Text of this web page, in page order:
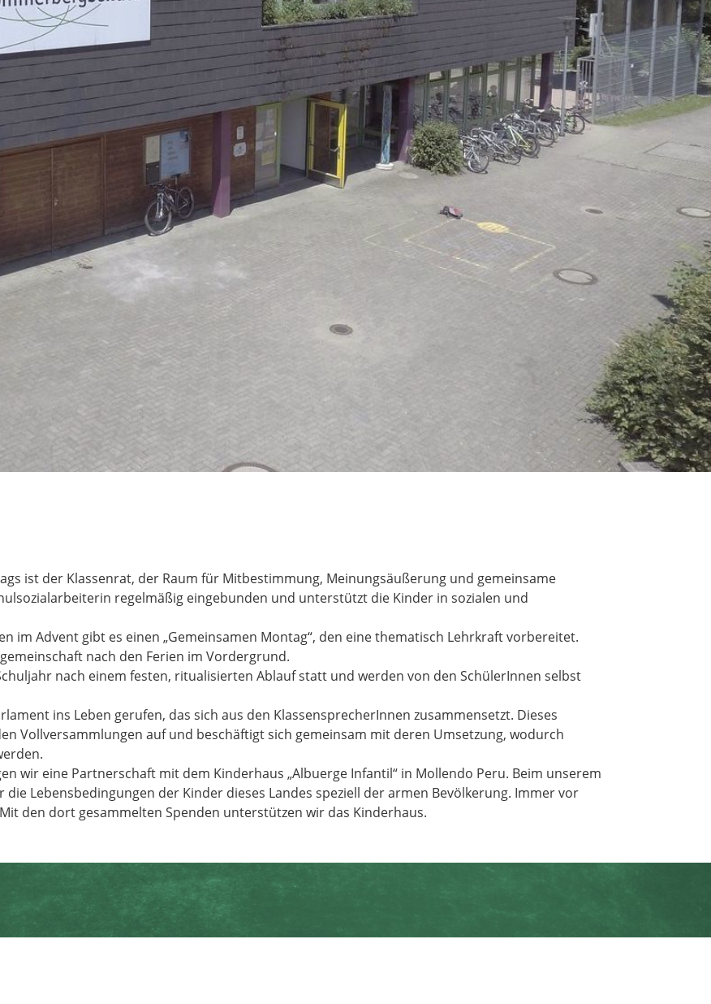
ist der Klassenrat, der Raum für Mitbestimmung, Meinungsäußerung und gemeinsame
regelmäßig eingebunden und unterstützt die Kinder in sozialen und
im Advent gibt es einen „Gemeinsamen Montag“, den eine thematisch Lehrkraft vorbereitet.
nach den Ferien im Vordergrund.
nach einem festen, ritualisierten Ablauf statt und werden von den SchülerInnen selbst
ins Leben gerufen, das sich aus den KlassensprecherInnen zusammensetzt. Dieses
Vollversammlungen auf und beschäftigt sich gemeinsam mit deren Umsetzung, wodurch
wir eine Partnerschaft mit dem Kinderhaus „Albuerge Infantil“ in Mollendo Peru. Beim unserem
Lebensbedingungen der Kinder dieses Landes speziell der armen Bevölkerung. Immer vor
den dort gesammelten Spenden unterstützen wir das Kinderhaus.